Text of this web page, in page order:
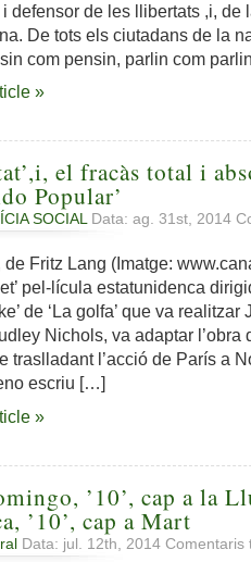
defensor de les llibertats ,i, de
De tots els ciutadans de la
com pensin, parlin com
»
el fracàs total i
Popular’
SOCIAL Data: ag. 31st, 2014
de Fritz Lang (Imatge:
pel-lícula estatunidenca
de ‘La golfa’ que va
Nichols, va adaptar l’obra
traslladant l’acció de París a
escriu […]
»
’10’, cap a la
’10’, cap a Mart
Data: jul. 12th, 2014 Comentaris